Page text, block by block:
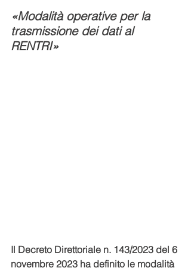
«Modalità operative per la
trasmissione dei dati al
RENTRI»
Il Decreto Direttoriale n. 143/2023 del 6
novembre 2023 ha definito le modalità